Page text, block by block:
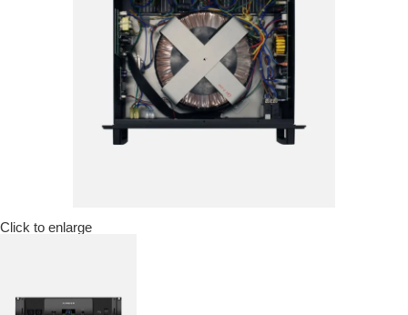
Click to enlarge